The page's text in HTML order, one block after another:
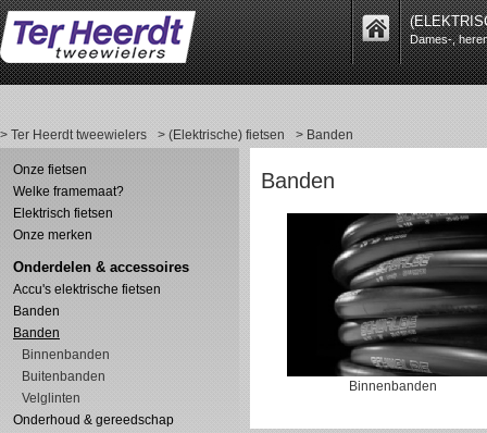
Dames-,
> Ter Heerdt tweewielers > (Elektrische) fietsen > Banden
Onze fietsen
Welke framemaat?
Elektrisch fietsen
Onze merken
Onderdelen & accessoires
Accu's elektrische fietsen
Banden
Banden
Binnenbanden
Buitenbanden
Velglinten
Onderhoud & gereedschap
Banden
Binnenbanden